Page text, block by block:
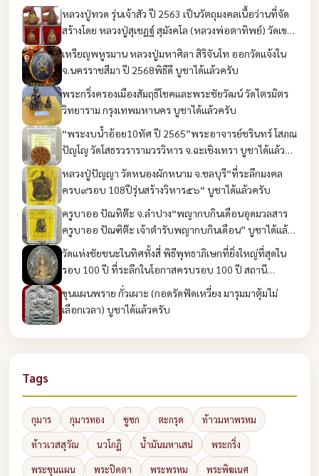
หลวงปู่ทวด รุ่นเจ้าสัว ปี 2563 เป็นวัตถุมงคลเนื้อว่านที่จัด
สร้างโดย หลวงปู่สุเชฏฐ์ สุมังคโล (หลวงพ่อตาทิพย์) วัดเขา
นางรักษ์ จังหวัดชัยภูมิ บูชาได้แล้วครับ
เหรียญพหูรมาน หลวงปู่มหาศิลา สิริจันโท ออกวัดแจ้งใน
จ.นครราชสีมา ปี 2568พิธีดี บูชาได้แล้วครับ
พระกริ่งครองเมืองสัมฤธิโชคและพระชัยวัฒน์ วัดไตรมิตร
วิทยาราม กรุงเทพมหานคร บูชาได้แล้วครับ
“พระงบน้ำอ้อย10ทัศ ปี 2565”พระอาจารย์ชรินทร์ โสภณ
ปัญโญ วัดโสธรวรารามวรวิหาร จ.ฉะเชิงเทรา บูชาได้แล้ว
หลวงปู่ปัญญา วัดหนองผักหนาม จ.ชลบุรี“ที่ระลึกมงคล
ครบ๙รอบ 108ปีรุ่นสร้างวิหาร๕๖“ บูชาได้แล้วครับ
ครูบาออ ปัณทิต๊ะ จ.ลำปาง“พญากบกินเดือนอุดมวลสาร
ครูบาออ ปัณฑิต๊ะ เจ้าตำรับพญากบกินเดือน” บูชาได้แล้ว
ครับ
วัดแห่งชัยชนะในทิศทั้งสี่ พิธีพุทธาภิเษกที่ยิ่งใหญ่ที่สุดใน
รอบ 100 ปี ที่ระลึกในโอกาสครบรอบ 100 ปี สถานี
ตำรวจนครบาลชนะสงคราม บูชาได้แล้วครับ
ขุนแผนพราย กั่วเผาะ (กอดรัดฟัดเหวี่ยง มารุมมาตุ้มไม่
เลือกเวลา) บูชาได้แล้วครับ
Tags
กุมาร กุมารทอง ชูชก ตะกรุด ท้าวมหาพรหม
ท้าวเวสสุวัณ นวโกฏิ น้ำมันมหาเสน่ พระกริ่ง
พระขุนแผน พระปิดตา พระพรหม พระพิฆเนศ